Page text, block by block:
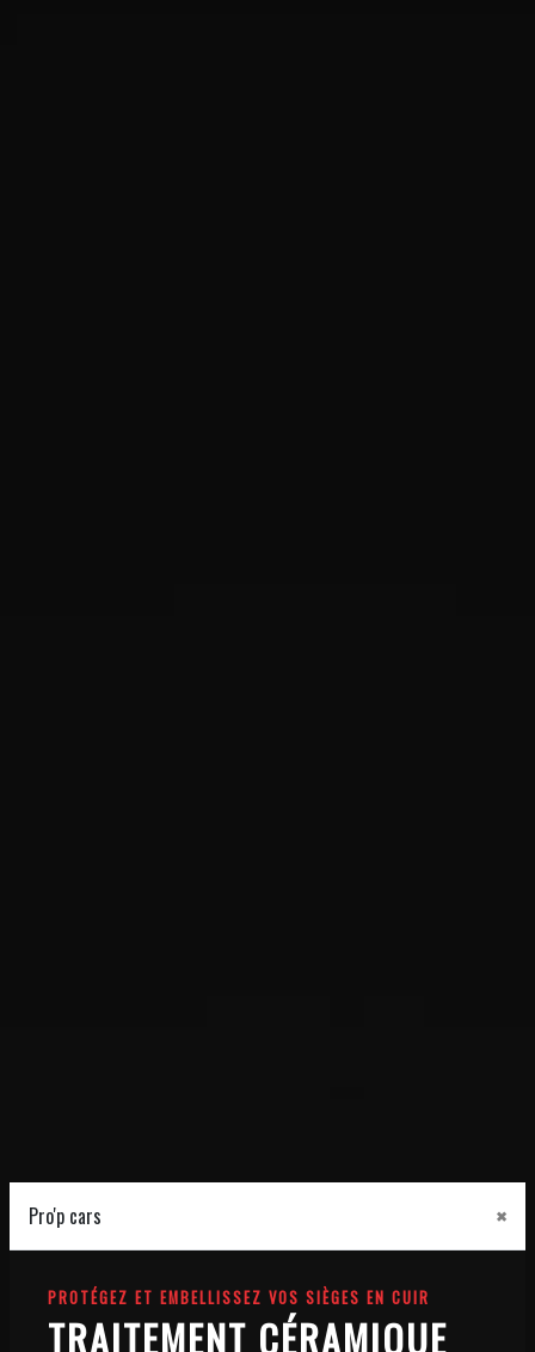
Pro'p cars ×
PROTÉGEZ ET EMBELLISSEZ VOS SIÈGES EN CUIR
TRAITEMENT CÉRAMIQUE